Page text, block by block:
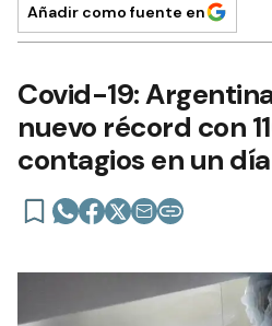
Añadir como fuente en
Covid-19:
nuevo récord con
contagios en un día